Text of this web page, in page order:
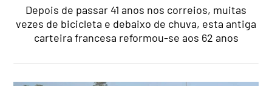
Depois de passar 41 anos nos correios, muitas
vezes de bicicleta e debaixo de chuva, esta antiga
carteira francesa reformou-se aos 62 anos